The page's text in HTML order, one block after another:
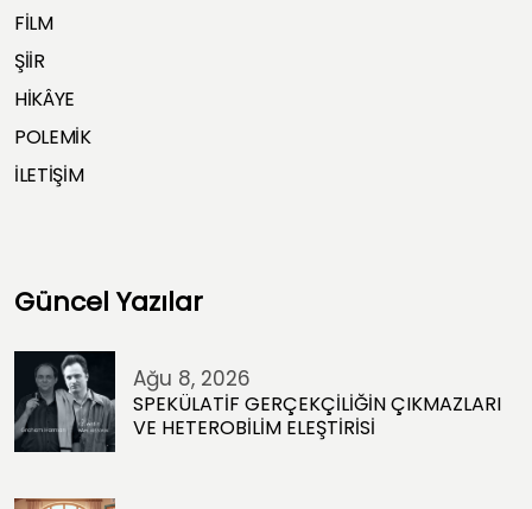
FİLM
ŞİİR
HİKÂYE
POLEMİK
İLETİŞİM
Güncel Yazılar
Ağu 8, 2026
SPEKÜLATİF GERÇEKÇİLİĞİN ÇIKMAZLARI
VE HETEROBİLİM ELEŞTİRİSİ